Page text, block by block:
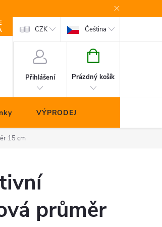
CZK Čeština
Přihlášení
NÁKUPNÍ
Prázdný košík
VÝPRODEJ
15 cm
průměr